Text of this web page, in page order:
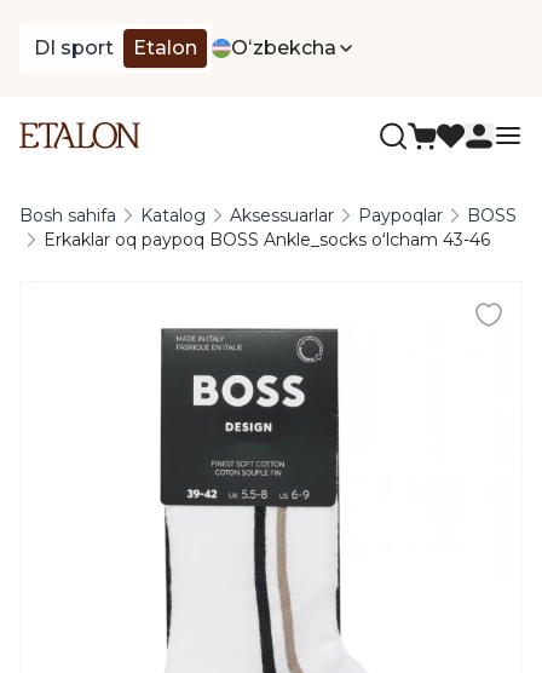
DI sport Etalon Oʻzbekcha
Bosh sahifa Katalog Aksessuarlar Paypoqlar
BOSS
Erkaklar oq paypoq BOSS Ankle_socks oʻlcham 43-46